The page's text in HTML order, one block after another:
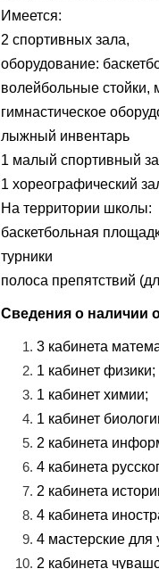
Имеется:
2 спортивных зала,
оборудование:
волейбольные стойки,
гимнастическое
лыжный инвентарь
1 малый спортивный
1 хореографический
На территории школы:
баскетбольная
турники
полоса препятствий
Сведения о наличии
3 кабинета
1 кабинет физики;
1 кабинет химии;
1 кабинет
2 кабинета
4 кабинета
2 кабинета
4 кабинета
4 мастерские для
2 кабинета